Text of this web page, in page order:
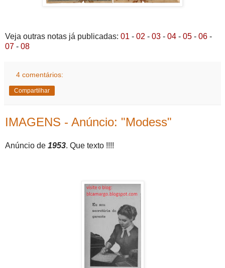
Veja outras notas já publicadas: 01 - 02 - 03 - 04 - 05 - 06 -
07 - 08
4 comentários:
Compartilhar
IMAGENS - Anúncio: "Modess"
Anúncio de 1953. Que texto !!!!